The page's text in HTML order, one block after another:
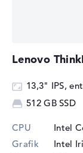
Lenovo
13,3" IPS,
512 GB SSD
CPU Intel
Grafik
Intel